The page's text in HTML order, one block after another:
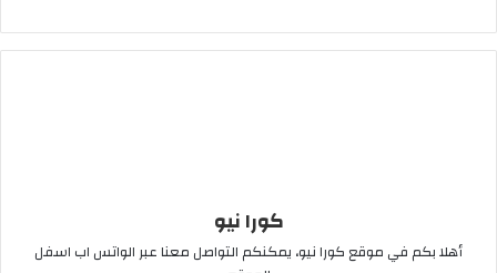
كورا نيو
أهلا بكم في موقع كورا نيو، يمكنكم التواصل معنا عبر الواتس اب اسفل